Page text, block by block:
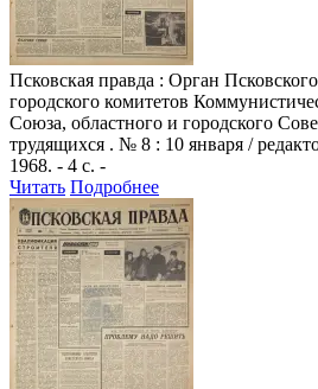
Псковская правда : Орган
городского комитетов
Союза, областного и городского
трудящихся . № 8 : 10 января /
1968. - 4 с. -
Читать Подробнее